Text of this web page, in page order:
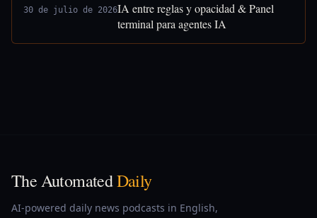
30 de julio de 2026IA entre reglas y opacidad & Panel
terminal para agentes IA
The AutomatedDaily
AI-powered daily news podcasts in English,